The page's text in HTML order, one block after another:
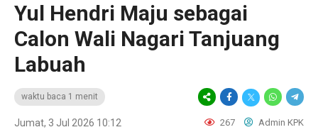
Yul Hendri Maju sebagai
Calon Wali Nagari Tanjuang
Labuah
waktu baca 1 menit
Jumat, 3 Jul 2026 10:12 267 Admin KPK